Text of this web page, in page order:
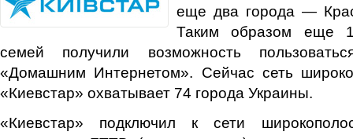
еще два города —
Таким образом еще
семей получили возможность
«Домашним Интернетом». Сейчас сеть
«Киевстар» охватывает 74 города Украины.
«Киевстар» подключил к сети